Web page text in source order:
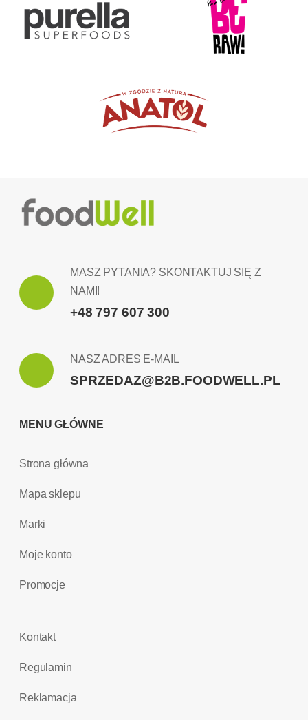
MASZ PYTANIA? SKONTAKTUJ SIĘ Z
NAMI!
+48 797 607 300
NASZ ADRES E-MAIL
SPRZEDAZ@B2B.FOODWELL.PL
MENU GŁÓWNE
Strona główna
Mapa sklepu
Marki
Moje konto
Promocje
Kontakt
Regulamin
Reklamacja